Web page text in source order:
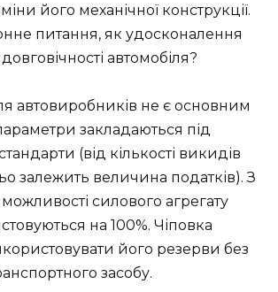
його механічної конструкції.
питання, як удосконалення
довговічності автомобіля?
автовиробників не є основним
закладаються під
(від кількості викидів
залежить величина податків). З
силового агрегату
на 100%. Чіповка
його резерви без
засобу.